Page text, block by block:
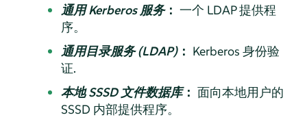
通用 Kerberos 服务： 一个 LDAP 提供程
序。
通用目录服务 (LDAP)： Kerberos 身份验
证.
本地 SSSD 文件数据库： 面向本地用户的
SSSD 内部提供程序。